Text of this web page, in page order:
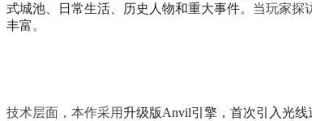
式城池、日常生活、历史人物和重大事件。当玩家探
丰富 。
技术层面，本作采用 升级版Anvil引擎，首次引入光线